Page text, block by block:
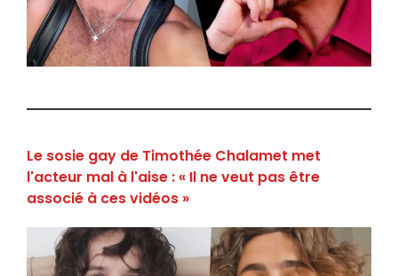
Le sosie gay de Timothée Chalamet met
l'acteur mal à l'aise : « Il ne veut pas être
associé à ces vidéos »